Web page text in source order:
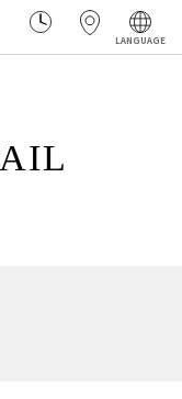
LANGUAGE